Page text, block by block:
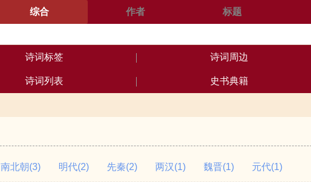
标题
作者
综合
诗词标签 诗词周边
诗词列表 史书典籍
南北朝(3) 明代(2) 先秦(2) 两汉(1) 魏晋(1) 元代(1)